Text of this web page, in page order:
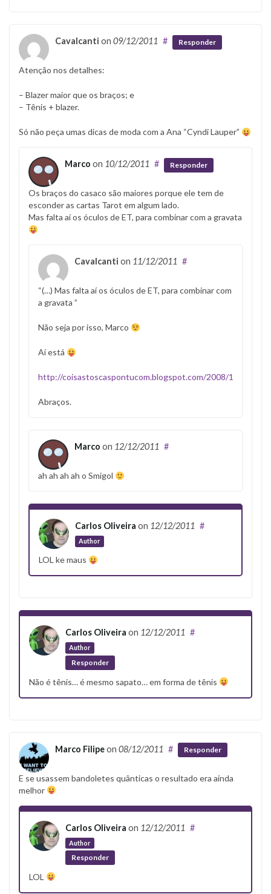
Cavalcanti on 09/12/2011 # Responder
Atenção nos detalhes:
– Blazer maior que os braços; e
– Tênis + blazer.
Só não peça umas dicas de moda com a Ana “Cyndi Lauper”
Marco on 10/12/2011 # Responder
Os braços do casaco são maiores porque ele tem de
esconder as cartas Tarot em algum lado.
Mas falta aí os óculos de ET, para combinar com a gravata
Cavalcanti on 11/12/2011 #
“(…) Mas falta aí os óculos de ET, para combinar com
a gravata ”
Não seja por isso, Marco
Aí está
http://coisastoscaspontucom.blogspot.com/2008/12/
Abraços.
Marco on 12/12/2011 #
ah ah ah ah o Smigol
Carlos Oliveira on 12/12/2011
Author
#
LOL ke maus
Carlos Oliveira on 12/12/2011
Author
#
Responder
Não é tênis… é mesmo sapato… em forma de tênis
Marco Filipeon 08/12/2011 # Responder
E se usassem bandoletes quânticas o resultado era ainda
melhor
Carlos Oliveira on 12/12/2011
Author
#
Responder
LOL